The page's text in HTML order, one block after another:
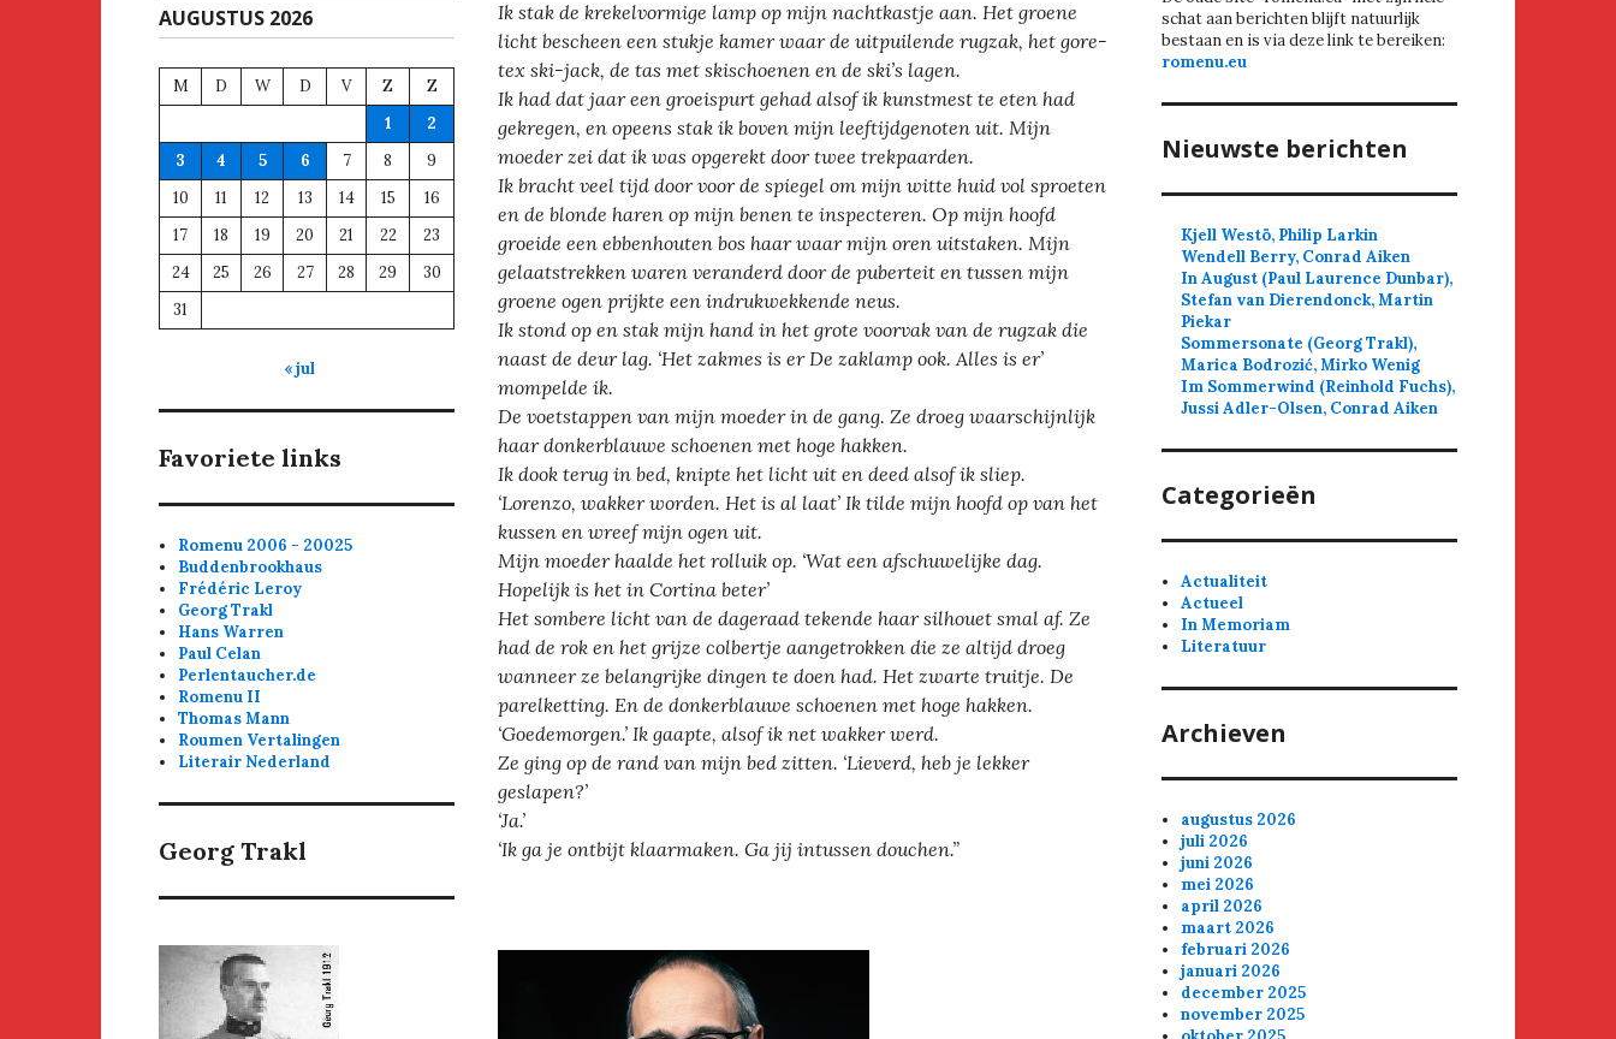
Ik stak de krekelvormige lamp op mijn nachtkastje aan. Het groene
licht bescheen een stukje kamer waar de uitpuilende rugzak, het gore-
tex ski-jack, de tas met skischoenen en de ski’s lagen.
Ik had dat jaar een groeispurt gehad alsof ik kunstmest te eten had
gekregen, en opeens stak ik boven mijn leeftijdgenoten uit. Mijn
moeder zei dat ik was opgerekt door twee trekpaarden.
Ik bracht veel tijd door voor de spiegel om mijn witte huid vol sproeten
en de blonde haren op mijn benen te inspecteren. Op mijn hoofd
groeide een ebbenhouten bos haar waar mijn oren uitstaken. Mijn
gelaatstrekken waren veranderd door de puberteit en tussen mijn
groene ogen prijkte een indrukwekkende neus.
Ik stond op en stak mijn hand in het grote voorvak van de rugzak die
naast de deur lag. ‘Het zakmes is er De zaklamp ook. Alles is er’
mompelde ik.
De voetstappen van mijn moeder in de gang. Ze droeg waarschijnlijk
haar donkerblauwe schoenen met hoge hakken.
Ik dook terug in bed, knipte het licht uit en deed alsof ik sliep.
‘Lorenzo, wakker worden. Het is al laat’ Ik tilde mijn hoofd op van het
kussen en wreef mijn ogen uit.
Mijn moeder haalde het rolluik op. ‘Wat een afschuwelijke dag.
Hopelijk is het in Cortina beter’
Het sombere licht van de dageraad tekende haar silhouet smal af. Ze
had de rok en het grijze colbertje aangetrokken die ze altijd droeg
wanneer ze belangrijke dingen te doen had. Het zwarte truitje. De
parelketting. En de donkerblauwe schoenen met hoge hakken.
‘Goedemorgen.’ Ik gaapte, alsof ik net wakker werd.
Ze ging op de rand van mijn bed zitten. ‘Lieverd, heb je lekker
geslapen?’
‘Ja.’
‘Ik ga je ontbijt klaarmaken. Ga jij intussen douchen.”
AUGUSTUS 2026
M D W D V Z
Z
1
2
3
4 5 6 7 8
9
10
11 12 13 14 15
16
17
18 19 20 21 22
23
24
25 26 27 28 29
30
31
« jul
Favoriete links
Romenu 2006 - 20025
Buddenbrookhaus
Frédéric Leroy
Georg Trakl
Hans Warren
Paul Celan
Perlentaucher.de
Romenu II
Thomas Mann
Roumen Vertalingen
Literair Nederland
Georg Trakl
schat aan berichten blijft natuurlijk
bestaan en is via deze link te bereiken:
romenu.eu
Nieuwste berichten
Kjell Westö, Philip Larkin
Wendell Berry, Conrad Aiken
In August (Paul Laurence Dunbar),
Stefan van Dierendonck, Martin
Piekar
Sommersonate (Georg Trakl),
Marica Bodrozić, Mirko Wenig
Im Sommerwind (Reinhold Fuchs),
Jussi Adler-Olsen, Conrad Aiken
Categorieën
Actualiteit
Actueel
In Memoriam
Literatuur
Archieven
augustus 2026
juli 2026
juni 2026
mei 2026
april 2026
maart 2026
februari 2026
januari 2026
december 2025
november 2025